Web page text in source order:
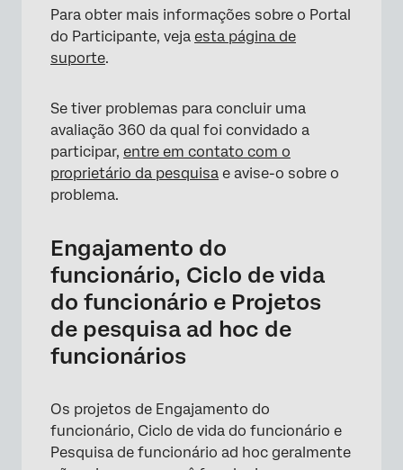
Para obter mais informações sobre o Portal
do Participante, veja esta página de
suporte.
Se tiver problemas para concluir uma
avaliação 360 da qual foi convidado a
participar, entre em contato com o
proprietário da pesquisa e avise-o sobre o
problema.
Engajamento do
funcionário, Ciclo de vida
do funcionário e Projetos
de pesquisa ad hoc de
funcionários
Os projetos de Engajamento do
funcionário, Ciclo de vida do funcionário e
Pesquisa de funcionário ad hoc geralmente